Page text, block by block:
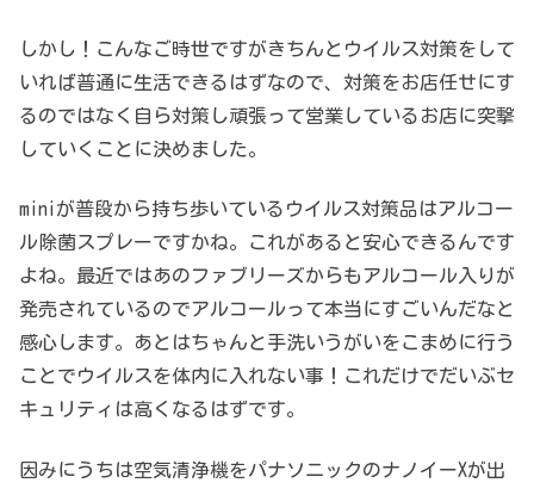
しかし！こんなご時世ですがきちんとウイルス対策をして
いれば普通に生活できるはずなので、対策をお店任せにす
るのではなく自ら対策し頑張って営業しているお店に突撃
していくことに決めました。
miniが普段から持ち歩いているウイルス対策品はアルコー
ル除菌スプレーですかね。これがあると安心できるんです
よね。最近ではあのファブリーズからもアルコール入りが
発売されているのでアルコールって本当にすごいんだなと
感心します。あとはちゃんと手洗いうがいをこまめに行う
ことでウイルスを体内に入れない事！これだけでだいぶセ
キュリティは高くなるはずです。
因みにうちは空気清浄機をパナソニックのナノイーXが出